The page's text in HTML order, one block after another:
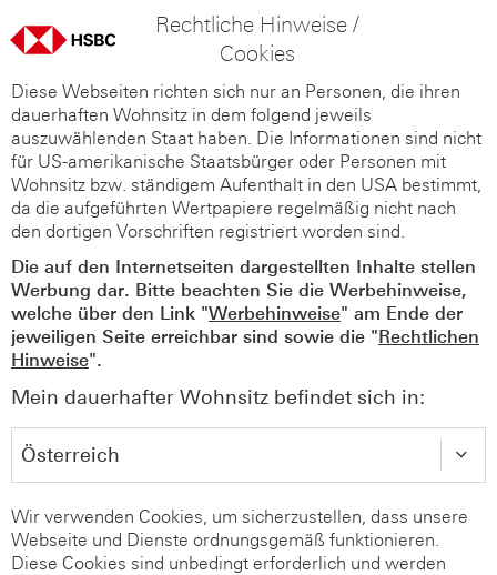
Rechtliche Hinweise /
Cookies
Diese Webseiten richten sich nur an Personen, die ihren
dauerhaften Wohnsitz in dem folgend jeweils
auszuwählenden Staat haben. Die Informationen sind nicht
für US-amerikanische Staatsbürger oder Personen mit
Wohnsitz bzw. ständigem Aufenthalt in den USA bestimmt,
da die aufgeführten Wertpapiere regelmäßig nicht nach
den dortigen Vorschriften registriert worden sind.
Die auf den Internetseiten dargestellten Inhalte stellen
Werbung dar. Bitte beachten Sie die Werbehinweise,
welche über den Link "Werbehinweise" am Ende der
jeweiligen Seite erreichbar sind sowie die "Rechtlichen
Hinweise".
Mein dauerhafter Wohnsitz befindet sich in:
Wir verwenden Cookies, um sicherzustellen, dass unsere
Webseite und Dienste ordnungsgemäß funktionieren.
Diese Cookies sind unbedingt erforderlich und werden